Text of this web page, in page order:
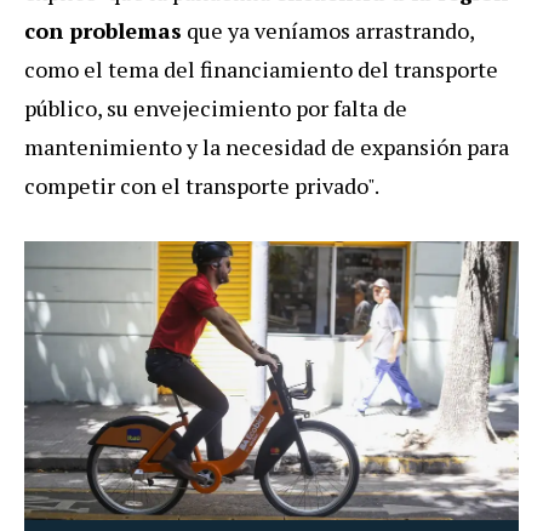
con problemas que ya veníamos arrastrando,
como el tema del financiamiento del transporte
público, su envejecimiento por falta de
mantenimiento y la necesidad de expansión para
competir con el transporte privado".